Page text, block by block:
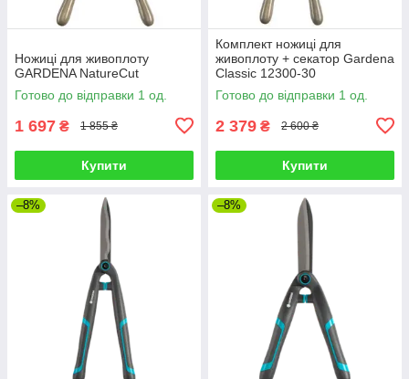
Ножиці для живоплоту
GARDENA NatureCut
Готово до відправки 1 од.
1 697 ₴ 1 855 ₴
Купити
Комплект ножиці для
живоплоту + секатор Gardena
Classic 12300-30
Готово до відправки 1 од.
2 379 ₴ 2 600 ₴
Купити
–8% –8%